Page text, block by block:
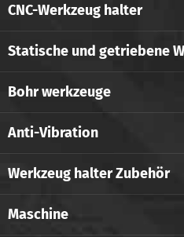
CNC-Werkzeug halter
Statische und getriebene
Bohr werkzeuge
Anti-Vibration
Werkzeug halter Zubehör
Maschine